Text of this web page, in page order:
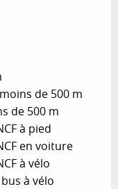
de 500 m
de 500 m
à pied
en voiture
à vélo
à vélo